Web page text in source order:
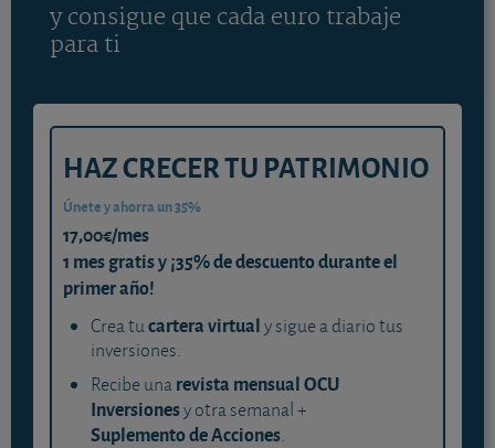
y consigue que cada euro trabaje
para ti
HAZ CRECER TU PATRIMONIO
Únete y ahorra un 35%
17,00€/mes
1 mes gratis y ¡35% de descuento durante el
primer año!
Crea tucartera virtualy sigue a diario tus
inversiones.
Recibe unarevista mensual OCU
Inversionesy otra semanal +
Suplemento de Acciones.